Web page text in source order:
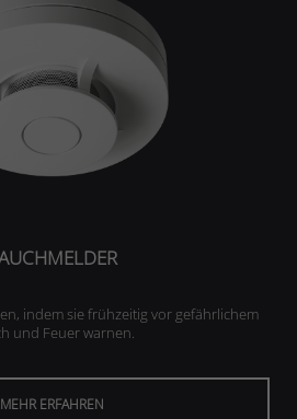
indem sie frühzeitig vor gefährlichem
und Feuer warnen.
MEHR ERFAHREN